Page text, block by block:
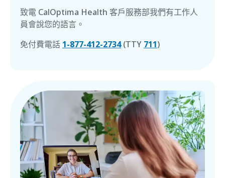
致電 CalOptima Health 客戶服務部我們有工作人
員會說您的語言。
免付費電話 1-877-412-2734(TTY 711)